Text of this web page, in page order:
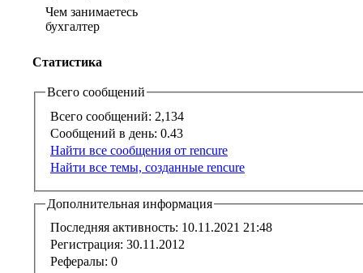
Чем занимаетесь
бухгалтер
Статистика
Всего сообщений
Всего сообщений: 2,134
Сообщений в день: 0.43
Найти все сообщения от rencure
Найти все темы, созданные rencure
Дополнительная информация
Последняя активность: 10.11.2021 21:48
Регистрация: 30.11.2012
Рефералы: 0